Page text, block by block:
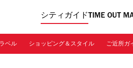
シティガイド TIME OUT
ベル ショッピング＆スタイル ご近所ガ